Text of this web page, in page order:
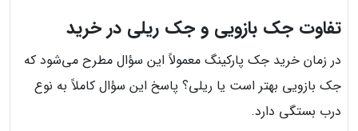
تفاوت جک بازویی و جک ریلی در خرید
در زمان خرید جک پارکینگ معمولاً این سؤال مطرح می‌شود که
جک بازویی بهتر است یا ریلی؟ پاسخ این سؤال کاملاً به نوع
درب بستگی دارد.